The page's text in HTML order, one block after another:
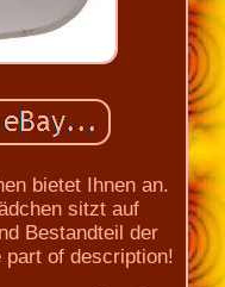
bietet Ihnen an.
sitzt auf
Bestandteil der
of description!